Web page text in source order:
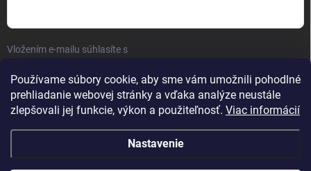
Používame súbory cookie, aby sme vám umožnili pohodlné
prehliadanie webovej stránky a vďaka analýze neustále
zlepšovali jej funkcie, výkon a použiteľnosť. Viac informácií
Nastavenie
Vložením e-mailu súhlasíte s
Prihlásiť sa